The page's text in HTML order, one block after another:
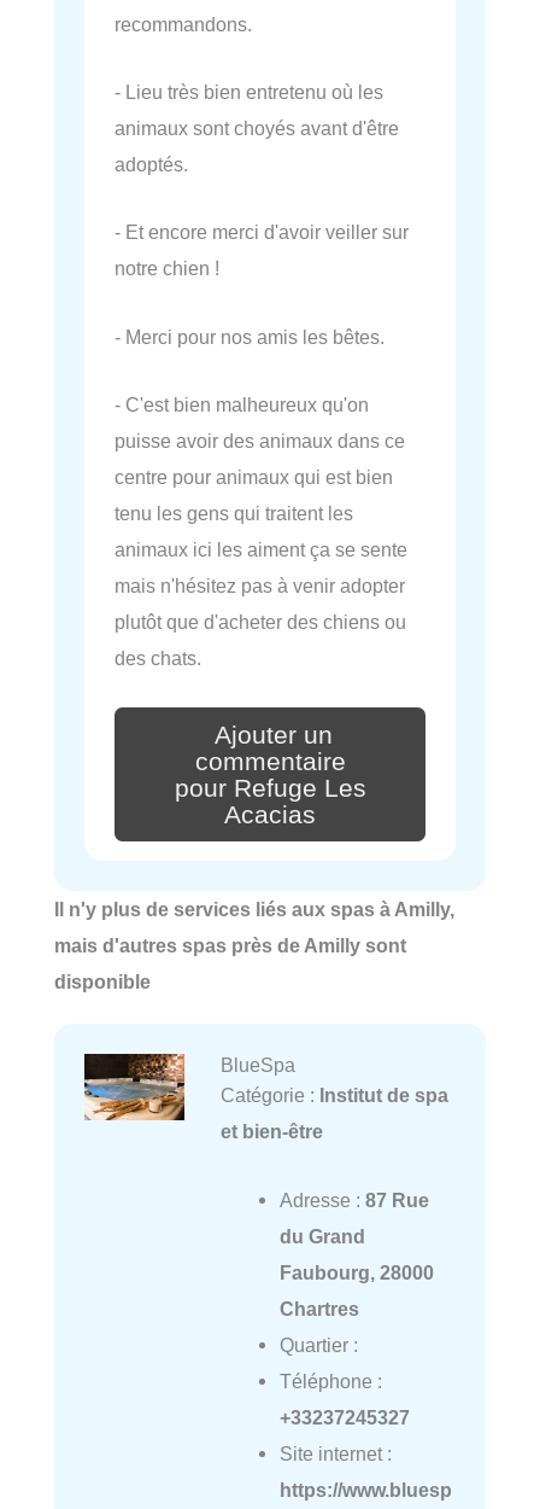
recommandons.
- Lieu très bien entretenu où les
animaux sont choyés avant d'être
adoptés.
- Et encore merci d'avoir veiller sur
notre chien !
- Merci pour nos amis les bêtes.
- C'est bien malheureux qu'on
puisse avoir des animaux dans ce
centre pour animaux qui est bien
tenu les gens qui traitent les
animaux ici les aiment ça se sente
mais n'hésitez pas à venir adopter
plutôt que d'acheter des chiens ou
des chats.
Ajouter un
commentaire
pour Refuge Les
Acacias
Il n'y plus de services liés aux spas à Amilly,
mais d'autres spas près de Amilly sont
disponible
BlueSpa
Catégorie : Institut de spa
et bien-être
Adresse : 87 Rue
du Grand
Faubourg, 28000
Chartres
Quartier :
Téléphone :
+33237245327
Site internet :
https://www.bluesp